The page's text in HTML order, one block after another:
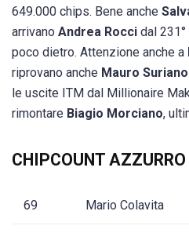
649.000 chips. Bene anche
arrivano Andrea Rocci dal
poco dietro. Attenzione anche a
riprovano anche Mauro
le uscite ITM dal Millionaire
rimontare Biagio Morciano,
CHIPCOUNT
69 Mario Colavita